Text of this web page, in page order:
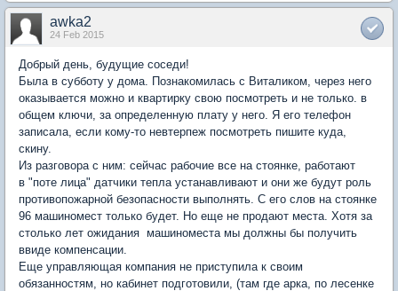
awka2
24 Feb 2015
Добрый день, будущие соседи!
Была в субботу у дома. Познакомилась с Виталиком, через него
оказывается можно и квартирку свою посмотреть и не только. в
общем ключи, за определенную плату у него. Я его телефон
записала, если кому-то невтерпеж посмотреть пишите куда,
скину.
Из разговора с ним: сейчас рабочие все на стоянке, работают
в "поте лица" датчики тепла устанавливают и они же будут роль
противопожарной безопасности выполнять. С его слов на стоянке
96 машиномест только будет. Но еще не продают места. Хотя за
столько лет ожидания машиноместа мы должны бы получить
ввиде компенсации.
Еще управляющая компания не приступила к своим
обязанностям, но кабинет подготовили, (там где арка, по лесенке